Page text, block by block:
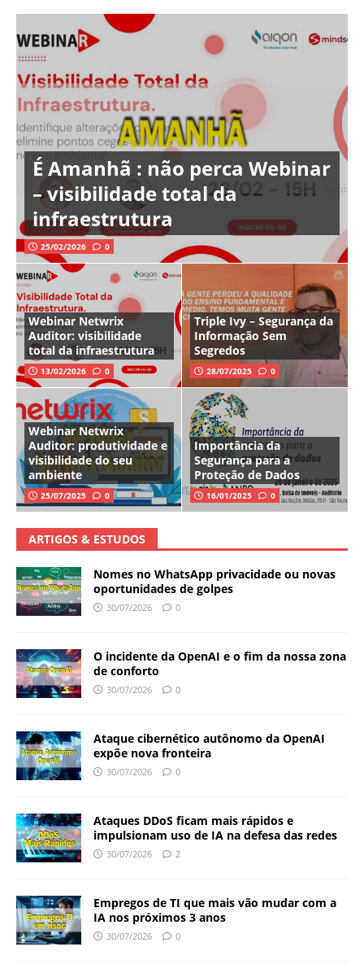
É Amanhã : não perca Webinar
– visibilidade total da
infraestrutura
25/02/2026 0
Webinar Netwrix
Auditor: visibilidade
total da infraestrutura
13/02/2026 0
Triple Ivy – Segurança da
Informação Sem
Segredos
28/07/2025 0
Webinar Netwrix
Auditor: produtividade e
visibilidade do seu
ambiente
25/07/2025 0
Importância da
Segurança para a
Proteção de Dados
16/01/2025 0
ARTIGOS & ESTUDOS
Nomes no WhatsApp privacidade ou novas
oportunidades de golpes
30/07/2026 0
O incidente da OpenAI e o fim da nossa zona
de conforto
30/07/2026 0
Ataque cibernético autônomo da OpenAI
expõe nova fronteira
30/07/2026 0
Ataques DDoS ficam mais rápidos e
impulsionam uso de IA na defesa das redes
30/07/2026 2
Empregos de TI que mais vão mudar com a
IA nos próximos 3 anos
30/07/2026 0